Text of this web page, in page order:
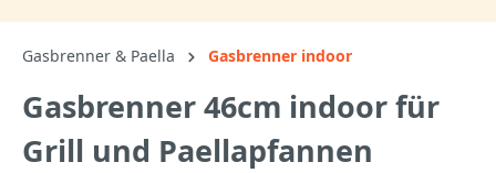
Gasbrenner & Paella Gasbrenner indoor
Gasbrenner 46cm indoor für
Grill und Paellapfannen